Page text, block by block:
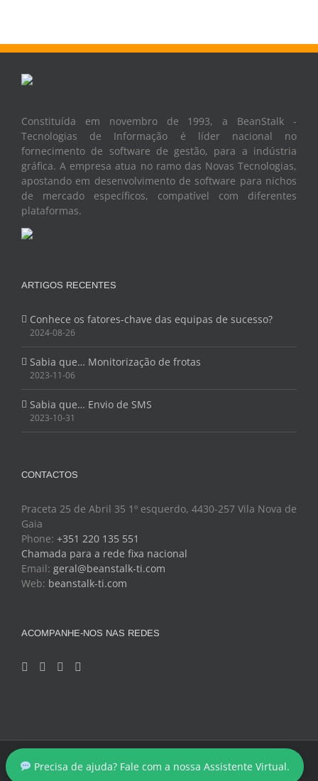
Constituída em novembro de 1993, a BeanStalk -
Tecnologias de Informação é líder nacional no
fornecimento de software de gestão, para a indústria
gráfica. A empresa atua no ramo das Novas Tecnologias,
apostando em desenvolvimento de software para nichos
de mercado específicos, compatível com diferentes
plataformas.
ARTIGOS RECENTES
Conhece os fatores-chave das equipas de sucesso?
2024-08-26
Sabia que… Monitorização de frotas
2023-11-06
Sabia que… Envio de SMS
2023-10-31
CONTACTOS
Praceta 25 de Abril 35 1º esquerdo, 4430-257 Vila Nova de
Gaia
Phone: +351 220 135 551
Chamada para a rede fixa nacional
Email: geral@beanstalk-ti.com
Web: beanstalk-ti.com
ACOMPANHE-NOS NAS REDES
Copyright 2024 - BeanStalk - Tecnologias de Informação
Facebook
TwitterYouTube
LinkedIn
Precisa de ajuda? Fale com a nossa Assistente Virtual.